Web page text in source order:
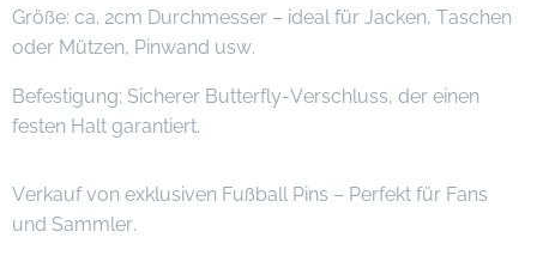
Größe: ca. 2cm Durchmesser – ideal für Jacken, Taschen
oder Mützen, Pinwand usw.
Befestigung: Sicherer Butterfly-Verschluss, der einen
festen Halt garantiert.
Verkauf von exklusiven Fußball Pins – Perfekt für Fans
und Sammler.